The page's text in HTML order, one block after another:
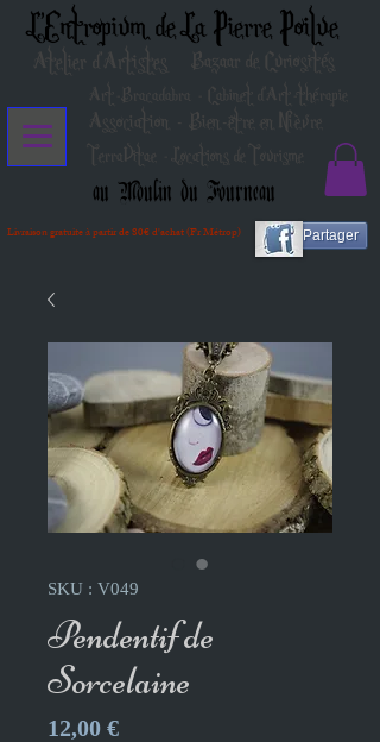
L'Entropium de La Pierre Poilue
Atelier d'Artistes Bazaar de Curiosités
au Moulin du Fourneau
Partager
Livraison gratuite à partir de 80€ d'achat (Fr Métrop)
Art-Bracadabra - Cabinet d'Art-thérapie
TerraVitae - Locations de Tourisme
Association - Bien-être en Nièvre
SKU : V049
Pendentif de
Sorcelaine
12,00 €Prix